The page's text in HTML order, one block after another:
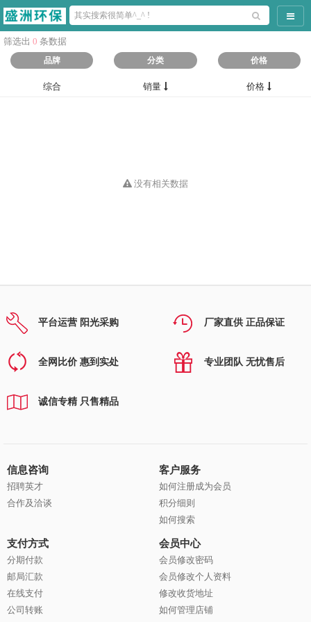
导航
筛选出 0 条数据
品牌 分类 价格
综合 销量 价格
没有相关数据
平台运营 阳光采购 厂家直供 正品保证
全网比价 惠到实处 专业团队 无忧售后
诚信专精 只售精品
信息咨询
招聘英才
合作及洽谈
客户服务
如何注册成为会员
积分细则
如何搜索
支付方式
分期付款
邮局汇款
在线支付
公司转账
会员中心
会员修改密码
会员修改个人资料
修改收货地址
如何管理店铺